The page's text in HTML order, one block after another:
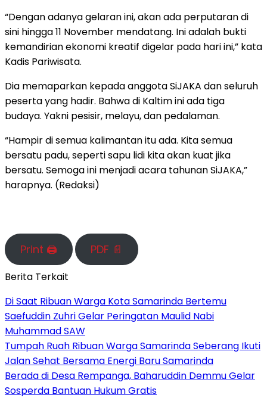
“Dengan adanya gelaran ini, akan ada perputaran di
sini hingga 11 November mendatang. Ini adalah bukti
kemandirian ekonomi kreatif digelar pada hari ini,” kata
Kadis Pariwisata.
Dia memaparkan kepada anggota SiJAKA dan seluruh
peserta yang hadir. Bahwa di Kaltim ini ada tiga
budaya. Yakni pesisir, melayu, dan pedalaman.
“Hampir di semua kalimantan itu ada. Kita semua
bersatu padu, seperti sapu lidi kita akan kuat jika
bersatu. Semoga ini menjadi acara tahunan SiJAKA,”
harapnya. (Redaksi)
Print 🖨 PDF 📄
Berita Terkait
Di Saat Ribuan Warga Kota Samarinda Bertemu
Saefuddin Zuhri Gelar Peringatan Maulid Nabi
Muhammad SAW
Tumpah Ruah Ribuan Warga Samarinda Seberang Ikuti
Jalan Sehat Bersama Energi Baru Samarinda
Berada di Desa Rempanga, Baharuddin Demmu Gelar
Sosperda Bantuan Hukum Gratis